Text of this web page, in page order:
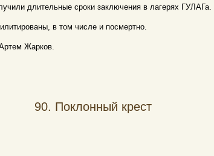
длительные сроки заключения в лагерях ГУЛАГа.
в том числе и посмертно.
Жарков.
90. Поклонный крест